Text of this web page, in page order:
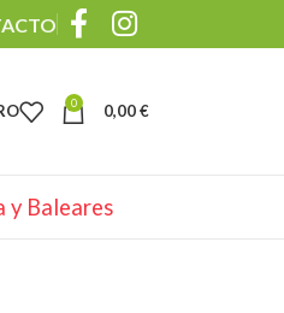
0 0,00€
y Baleares